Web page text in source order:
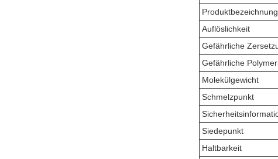
Produktbezeichnung
Auflöslichkeit
Gefährliche
Gefährliche
Molekülgewicht
Schmelzpunkt
Siedepunkt
Haltbarkeit